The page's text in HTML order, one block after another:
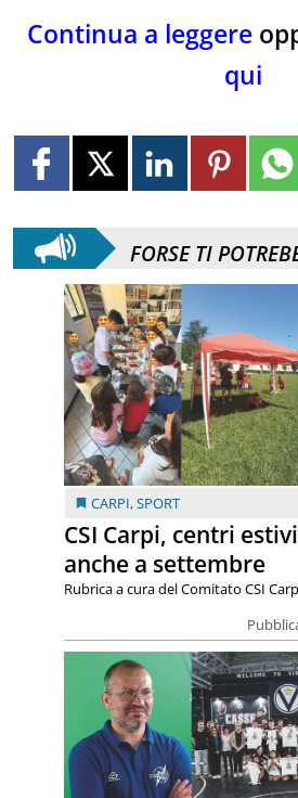
Continua a leggere
qui
FORSE TI
CARPI,SPORT
CSI Carpi, centri
anche a settembre
Rubrica a cura del Comitato CSI